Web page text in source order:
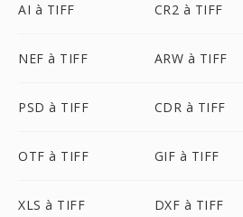
AI à TIFF CR2 à TIFF
NEF à TIFF ARW à TIFF
PSD à TIFF CDR à TIFF
OTF à TIFF GIF à TIFF
XLS à TIFF DXF à TIFF